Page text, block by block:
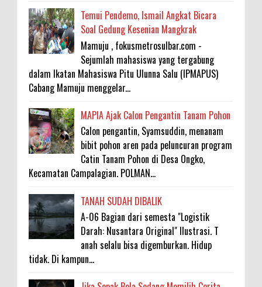
Temui Pendemo, Ismail Angkat Bicara
Soal Gedung Kesenian Mangkrak
Mamuju , fokusmetrosulbar.com -
Sejumlah mahasiswa yang tergabung
dalam Ikatan Mahasiswa Pitu Ulunna Salu (IPMAPUS)
Cabang Mamuju menggelar...
MAPIA Ajak Calon Pengantin Tanam Pohon
Calon pengantin, Syamsuddin, menanam
bibit pohon aren pada peluncuran program
Catin Tanam Pohon di Desa Ongko,
Kecamatan Campalagian. POLMAN...
TANAH SUDAH DIBALIK
A-06 Bagian dari semesta "Logistik
Darah: Nusantara Original" Ilustrasi. T
anah selalu bisa digemburkan. Hidup
tidak. Di kampun...